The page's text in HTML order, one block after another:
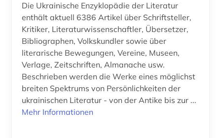
Die Ukrainische Enzyklopädie der Literatur
enthält aktuell 6386 Artikel über Schriftsteller,
Kritiker, Literaturwissenschaftler, Übersetzer,
Bibliographen, Volkskundler sowie über
literarische Bewegungen, Vereine, Museen,
Verlage, Zeitschriften, Almanache usw.
Beschrieben werden die Werke eines möglichst
breiten Spektrums von Persönlichkeiten der
ukrainischen Literatur - von der Antike bis zur ...
Mehr Informationen